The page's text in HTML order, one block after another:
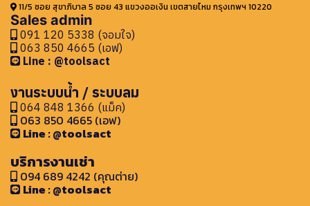
11/5 ซอย สุขาภิบาล 5 ซอย 43 แขวงออเงิน เขตสายไหม กรุงเทพฯ 10220
Sales admin
091 120 5338 (จอมใจ)
063 850 4665 (เอฟ)
Line : @toolsact
งานระบบน้ำ / ระบบลม
064 848 1366 (แม็ค)
063 850 4665 (เอฟ)
Line : @toolsact
บริการงานเช่า
094 689 4242 (คุณต่าย)
Line : @toolsact